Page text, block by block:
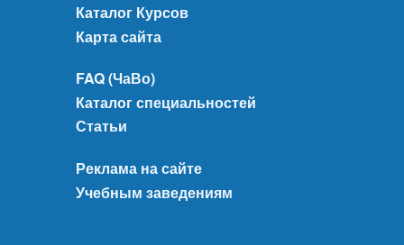
Каталог Курсов
Карта сайта
FAQ (ЧаВо)
Каталог специальностей
Статьи
Реклама на сайте
Учебным заведениям